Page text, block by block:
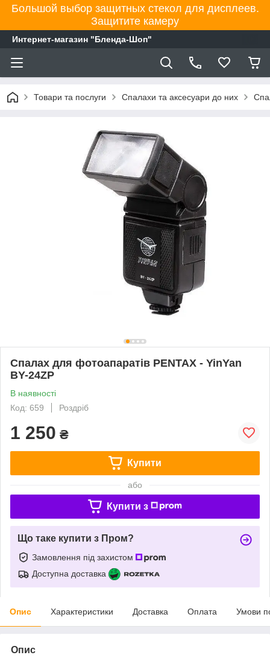
Большой выбор защитных стекол для дисплеев.
Защитите камеру
Интернет-магазин "Бленда-Шоп"
Товари та послуги Спалахи та аксесуари до них
Спалах для фотоапаратів PENTAX - YinYan
BY-24ZP
В наявності
Код: 659
Роздріб
1 250 ₴
Купити
або
Купити з
Що таке купити з Пром?
Замовлення під захистом
Доступна доставка
Опис Характеристики Доставка Оплата Умови
Опис